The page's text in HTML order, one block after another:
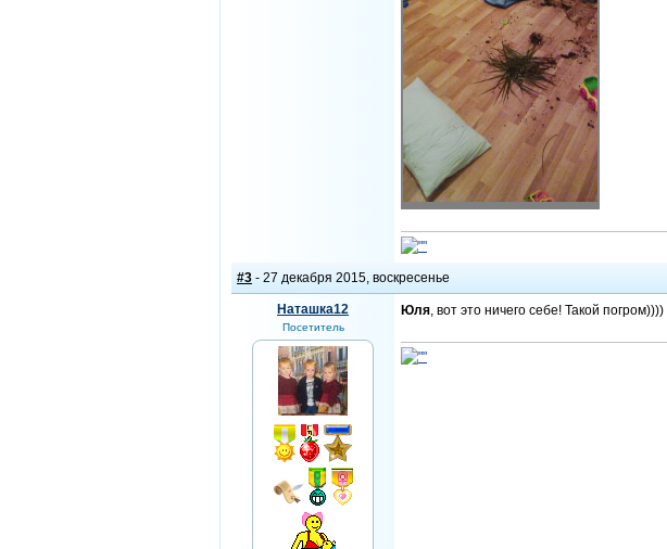
#3 - 27 декабря 2015, воскресенье
Наташка12
Посетитель
Юля, вот это ничего себе! Такой